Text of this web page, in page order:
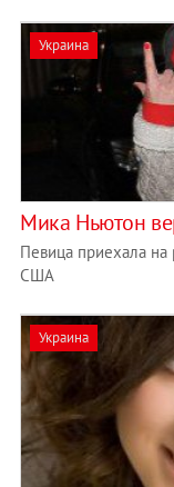
Украина
Мика Ньютон
Певица приехала на
США
Украина